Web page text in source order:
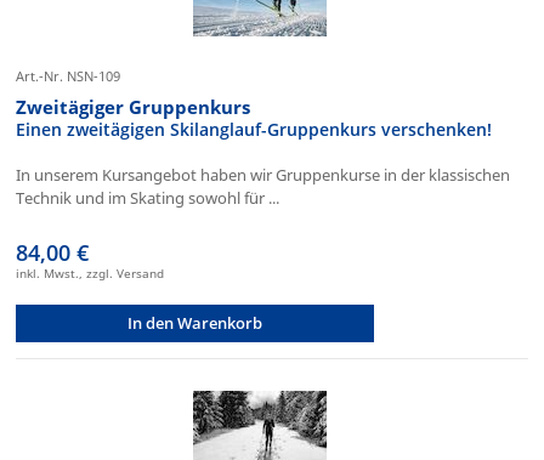
Art.-Nr. NSN-109
Zweitägiger Gruppenkurs
Einen zweitägigen Skilanglauf-Gruppenkurs verschenken!
In unserem Kursangebot haben wir Gruppenkurse in der klassischen
Technik und im Skating sowohl für ...
84,00 €
inkl. Mwst., zzgl. Versand
In den Warenkorb